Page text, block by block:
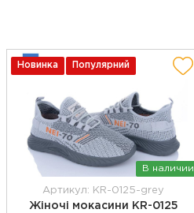
Новинка Популярний
В наличии
Артикул: KR-0125-grey
Жіночі мокасини KR-0125